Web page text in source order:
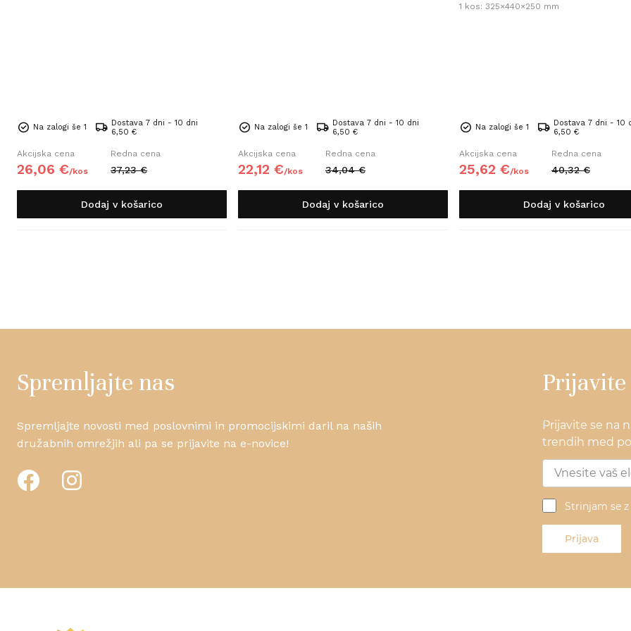
Na zalogi še 1
Dostava 7 dni - 10 dni
6,50 €
Akcijska cena
26,06 €/kos
Redna cena
37,23 €
Dodaj v košarico
Na zalogi še 1
Dostava 7 dni - 10 dni
6,50 €
Akcijska cena
22,12 €/kos
Redna cena
34,04 €
Dodaj v košarico
1 kos: 325×440×250 mm
Na zalogi še 1
Dostava 7 dni - 10
6,50 €
Akcijska cena
25,62 €/kos
Redna cena
40,32 €
Dodaj v košarico
Spremljajte nas
Spremljajte novosti med poslovnimi in promocijskimi daril na naših
družabnih omrežjih ali pa se prijavite na e-novice!
Prijavite
Prijavite se na
trendih med
Strinjam se
Prijava